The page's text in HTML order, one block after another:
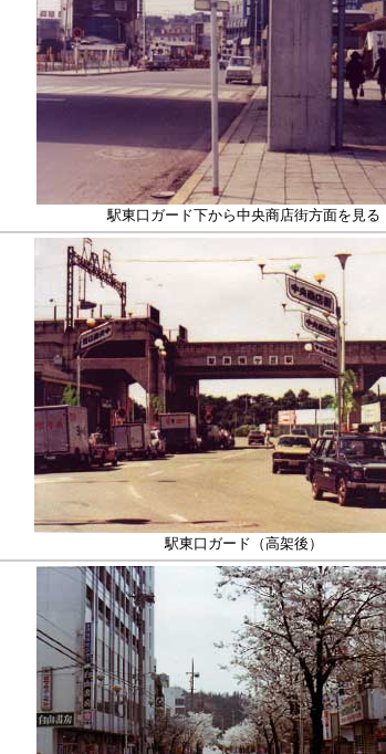
駅東口ガード下から中央商店街方面を見る
駅東口ガード（高架後）